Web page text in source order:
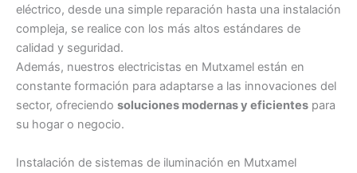
eléctrico, desde una simple reparación hasta una instalación
compleja, se realice con los más altos estándares de
calidad y seguridad.
Además, nuestros electricistas en Mutxamel están en
constante formación para adaptarse a las innovaciones del
sector, ofreciendo soluciones modernas y eficientes para
su hogar o negocio.
Instalación de sistemas de iluminación en Mutxamel